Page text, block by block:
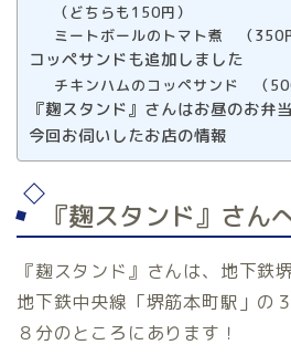
（どちらも150円）
ミートボールのトマト煮 （350
コッペサンドも追加しました
チキンハムのコッペサンド （
『麹スタンド』さんはお昼のお弁
今回お伺いしたお店の情報
『麹スタンド』さん
『麹スタンド』さんは、地下鉄
地下鉄中央線「堺筋本町駅」の
８分のところにあります！